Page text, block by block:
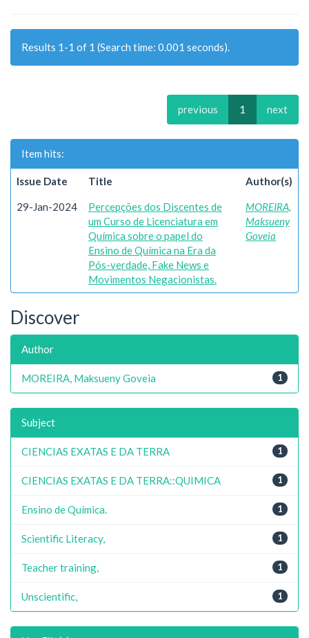
Results 1-1 of 1 (Search time: 0.001 seconds).
previous 1 next
Item hits:
Issue Date Title Author(s)
29-Jan-2024
Percepções dos Discentes de
um Curso de Licenciatura em
Química sobre o papel do
Ensino de Química na Era da
Pós-verdade, Fake News e
Movimentos Negacionistas.
MOREIRA,
Maksueny
Goveia
Discover
Author
1
MOREIRA, Maksueny Goveia
Subject
1
CIENCIAS EXATAS E DA TERRA
1
CIENCIAS EXATAS E DA TERRA::QUIMICA
1
Ensino de Química.
1
Scientific Literacy,
1
Teacher training,
1
Unscientific,